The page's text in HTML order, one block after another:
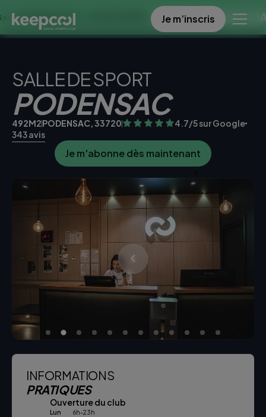
À 0€ << OFFRE LIMITÉE ☀️ OFFRE SPECIALE DANS
Je m’inscris
SALLE DE SPORT
PODENSAC
492M2PODENSAC, 33720
4.7/5 sur Google
343 avis
Je m'abonne dès maintenant
INFORMATIONS
PRATIQUES
Ouverture du club
Lun
6h-23h